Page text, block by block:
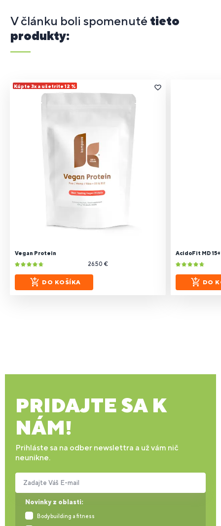
V článku boli spomenuté tieto
produkty:
Kúpte 3x a ušetrite 12 %
Vegan Protein
26.50 €
DO KOŠÍKA
AcidoFit MD
DO
PRIDAJTE SA K
NÁM!
Prihláste sa na odber newslettra a už vám nič
neunikne.
Novinky z oblasti:
Bodybuilding a fitness
Zadajte Váš E-mail